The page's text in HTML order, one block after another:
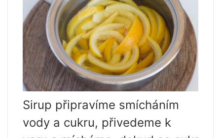
Sirup připravíme smícháním
vody a cukru, přivedeme k